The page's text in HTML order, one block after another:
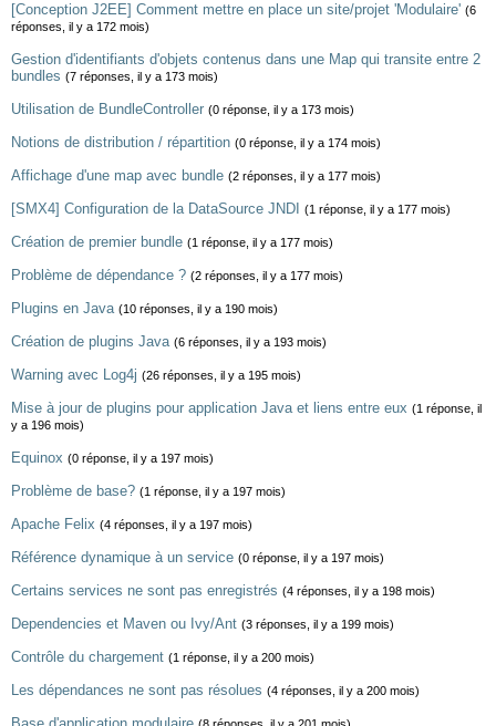
[Conception J2EE] Comment mettre en place un site/projet 'Modulaire' (6
réponses, il y a 172 mois)
Gestion d'identifiants d'objets contenus dans une Map qui transite entre 2
bundles (7 réponses, il y a 173 mois)
Utilisation de BundleController (0 réponse, il y a 173 mois)
Notions de distribution / répartition (0 réponse, il y a 174 mois)
Affichage d'une map avec bundle (2 réponses, il y a 177 mois)
[SMX4] Configuration de la DataSource JNDI (1 réponse, il y a 177 mois)
Création de premier bundle (1 réponse, il y a 177 mois)
Problème de dépendance ? (2 réponses, il y a 177 mois)
Plugins en Java (10 réponses, il y a 190 mois)
Création de plugins Java (6 réponses, il y a 193 mois)
Warning avec Log4j (26 réponses, il y a 195 mois)
Mise à jour de plugins pour application Java et liens entre eux (1 réponse, il
y a 196 mois)
Equinox (0 réponse, il y a 197 mois)
Problème de base? (1 réponse, il y a 197 mois)
Apache Felix (4 réponses, il y a 197 mois)
Référence dynamique à un service (0 réponse, il y a 197 mois)
Certains services ne sont pas enregistrés (4 réponses, il y a 198 mois)
Dependencies et Maven ou Ivy/Ant (3 réponses, il y a 199 mois)
Contrôle du chargement (1 réponse, il y a 200 mois)
Les dépendances ne sont pas résolues (4 réponses, il y a 200 mois)